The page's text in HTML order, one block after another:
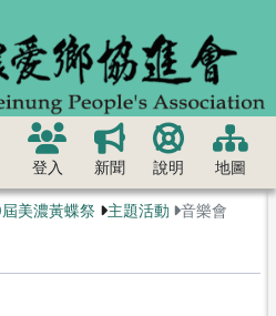
登入 新聞 說明 地圖
美濃黃蝶祭 主題活動 音樂會